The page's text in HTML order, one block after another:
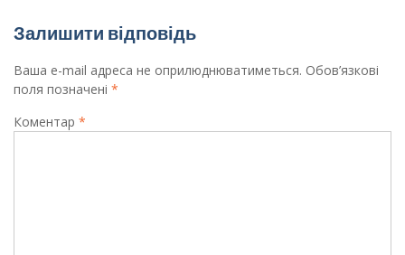
Залишити відповідь
Ваша e-mail адреса не оприлюднюватиметься. Обов’язкові
поля позначені *
Коментар *